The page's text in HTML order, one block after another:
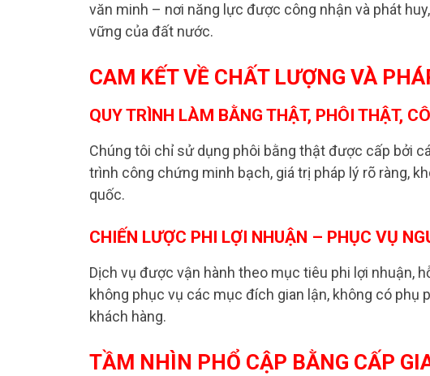
văn minh – nơi năng lực được công nhận và phát
vững của đất nước.
CAM KẾT VỀ CHẤT LƯỢNG VÀ
QUY TRÌNH LÀM BẰNG THẬT, PHÔI THẬT,
Chúng tôi chỉ sử dụng phôi bằng thật được cấp bởi
trình công chứng minh bạch, giá trị pháp lý rõ ràng,
quốc.
CHIẾN LƯỢC PHI LỢI NHUẬN – PHỤC VỤ
Dịch vụ được vận hành theo mục tiêu phi lợi nhuận,
không phục vụ các mục đích gian lận, không có phụ
khách hàng.
TẦM NHÌN PHỔ CẬP BẰNG CẤP